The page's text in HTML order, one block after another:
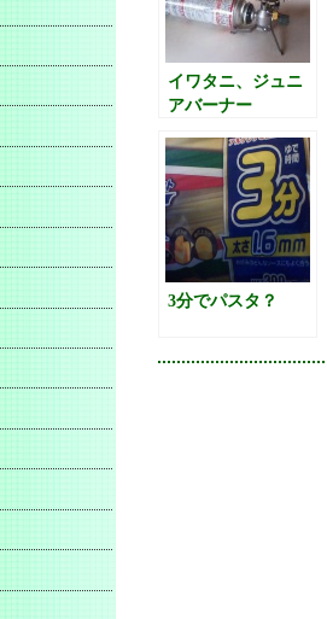
イワタニ、ジュニ
アバーナー
3分でパスタ？